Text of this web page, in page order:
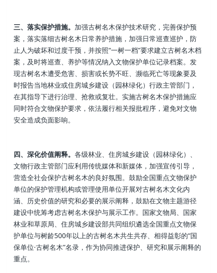
三、落实保护措施。 加强古树名木保护技术研究，完善保护预
案，落实落细古树名木日常养护措施，加强日常巡查巡护，防
止人为破坏和过度干预，并按照“一树一档”要求建立古树名木档
案，及时将巡查、养护等情况纳入文物保护单位记录档案。发
现古树名木遭受危害、损害或长势不旺、濒临死亡等现象要及
时报告当地林业或住房城乡建设（园林绿化）行政主管部门，
在其指导下进行治理、抢救或复壮。实施古树名木保护措施应
同时符合文物保护要求，依法履行相关报批程序，避免对文物
安全造成负面影响。
四、深化价值阐释。各级林业、住房城乡建设（园林绿化）、
文物行政主管部门应利用传统媒体和新媒体，加强宣传引导，
营造全社会保护古树名木的良好氛围。鼓励全国重点文物保护
单位的保护管理机构或管理使用单位开展对古树名木文化内
涵、历史价值的研究和必要的展示阐释，鼓励在文物主题游径
建设中统筹考虑古树名木保护与展示工作。国家文物局、国家
林业和草原局、住房城乡建设部共同组织遴选全国重点文物保
护单位与树龄500年以上的古树名木共生共存、相得益彰的“国
保单位·古树名木”名录，作为协同推进保护、研究和展示阐释的
重点。